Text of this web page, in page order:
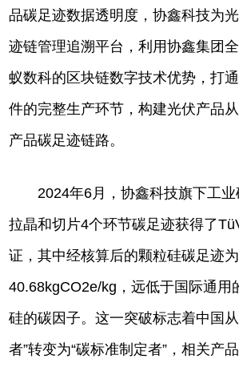
品碳足迹数据透明度，协鑫科技为
迹链管理追溯平台，利用协鑫集团
蚁数科的区块链数字技术优势，打
件的完整生产环节，构建光伏产品从
产品碳足迹链路。
2024年6月，协鑫科技旗下工业
拉晶和切片4个环节碳足迹获得了
证，其中经核算后的颗粒硅碳足迹为
40.68kgCO2e/kg，远低于国际通用
硅的碳因子。这一突破标志着中国
者”转变为“碳标准制定者”，相关产